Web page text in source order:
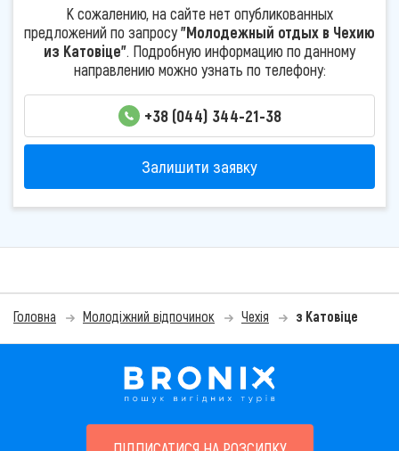
К сожалению, на сайте нет опубликованных
предложений по запросу"Молодежный отдых в Чехию
из Катовіце". Подробную информацию по данному
направлению можно узнать по телефону:
+38 (044) 344-21-38
Залишити заявку
Головна Молодіжний відпочинок Чехія з Катовіце